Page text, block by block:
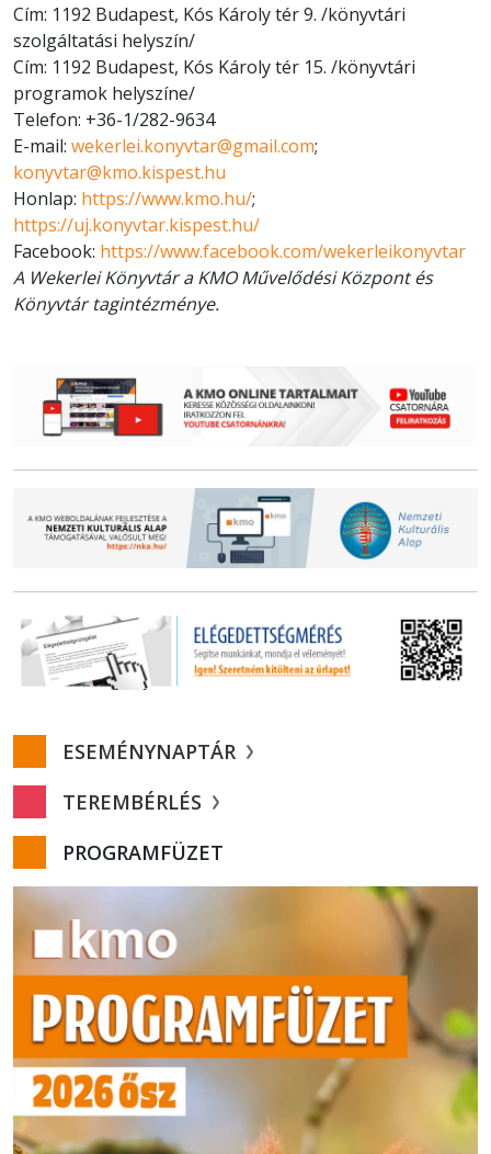
Cím: 1192 Budapest, Kós Károly tér 9. /könyvtári
szolgáltatási helyszín/
Cím: 1192 Budapest, Kós Károly tér 15. /könyvtári
programok helyszíne/
Telefon: +36-1/282-9634
E-mail: wekerlei.konyvtar@gmail.com;
konyvtar@kmo.kispest.hu
Honlap: https://www.kmo.hu/;
https://uj.konyvtar.kispest.hu/
Facebook: https://www.facebook.com/wekerleikonyvtar
A Wekerlei Könyvtár a KMO Művelődési Központ és
Könyvtár tagintézménye.
ESEMÉNYNAPTÁR
TEREMBÉRLÉS
PROGRAMFÜZET